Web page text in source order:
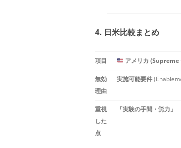
4. 日米比較まとめ
項目 アメリカ
無効
理由
実施可能要件
重視
した
点
「実験の手間・労力」